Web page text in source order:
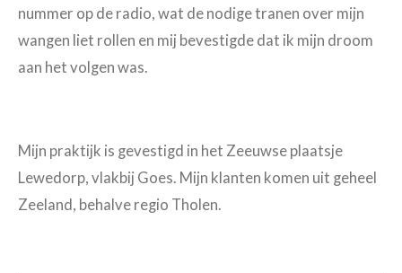
nummer op de radio, wat de nodige tranen over mijn
wangen liet rollen en mij bevestigde dat ik mijn droom
aan het volgen was.
Mijn praktijk is gevestigd in het Zeeuwse plaatsje
Lewedorp, vlakbij Goes. Mijn klanten komen uit geheel
Zeeland, behalve regio Tholen.